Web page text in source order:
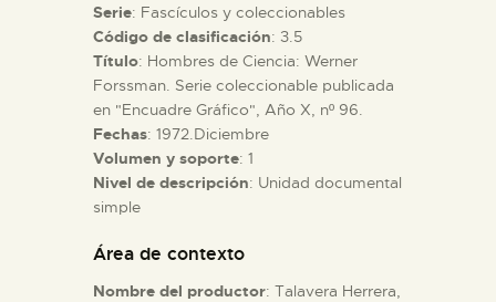
COLECCIONES
DIDÁCTICA
ESPAÑOL
Serie: Fascículos y coleccionables
Código de clasificación: 3.5
Título: Hombres de Ciencia: Werner
Forssman. Serie coleccionable publicada
en "Encuadre Gráfico", Año X, nº 96.
Fechas: 1972.Diciembre
Volumen y soporte: 1
Nivel de descripción: Unidad documental
simple
Área de contexto
Nombre del productor: Talavera Herrera,